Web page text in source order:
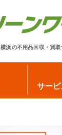
横浜の不用品回収・買取
サー